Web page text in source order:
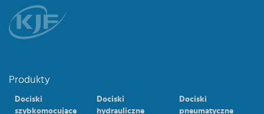
Produkty
Dociski
szybkomocujące
Dociski
hydrauliczne
Dociski
pneumatyczne